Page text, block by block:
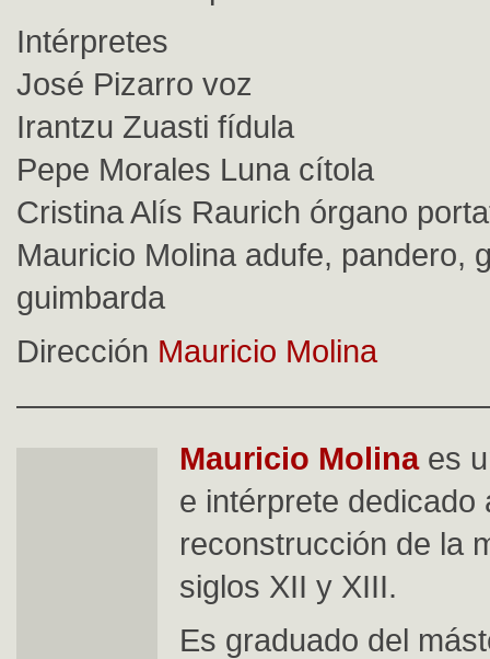
Intérpretes
José Pizarro voz
Irantzu Zuasti fídula
Pepe Morales Luna cítola
Cristina Alís Raurich órgano
Mauricio Molina adufe, pandero,
guimbarda
Dirección Mauricio Molina
Mauricio Molinaes
e intérprete dedicado
reconstrucción de la
siglos XII y XIII.
Es graduado del